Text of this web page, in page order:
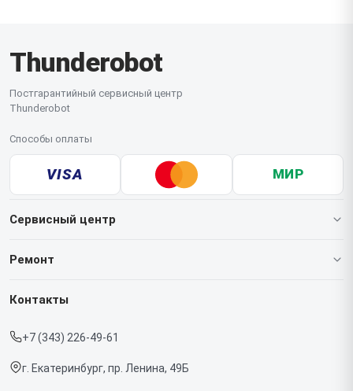
Thunderobot
Постгарантийный сервисный центр
Thunderobot
Способы оплаты
VISA МИР
Сервисный центр
О нашем сервисе
Срочный ремонт
Доставка и способы оплаты
Ремонт
Ноутбуков
Контакты
+7 (343) 226-49-61
г. Екатеринбург, пр. Ленина, 49Б